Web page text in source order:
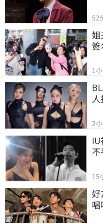
52
姐
1
2
15
好